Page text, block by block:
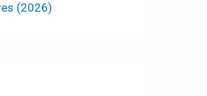
(2026)